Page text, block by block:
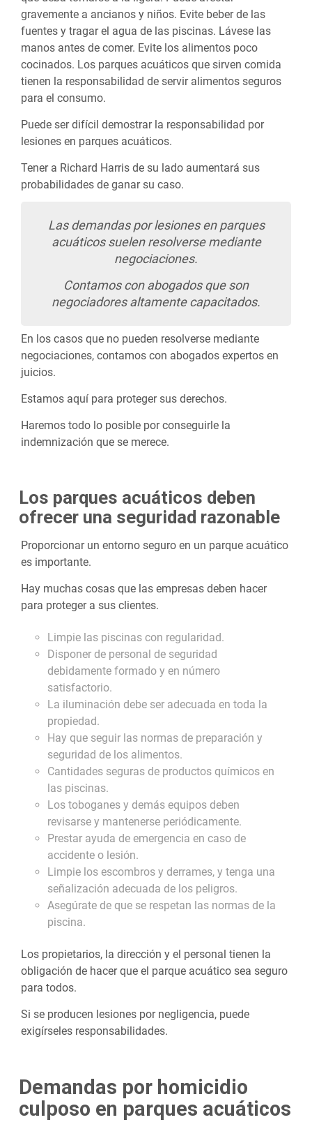
gravemente a ancianos y niños. Evite beber de las
fuentes y tragar el agua de las piscinas. Lávese las
manos antes de comer. Evite los alimentos poco
cocinados. Los parques acuáticos que sirven comida
tienen la responsabilidad de servir alimentos seguros
para el consumo.
Puede ser difícil demostrar la responsabilidad por
lesiones en parques acuáticos.
Tener a Richard Harris de su lado aumentará sus
probabilidades de ganar su caso.
Las demandas por lesiones en parques
acuáticos suelen resolverse mediante
negociaciones.
Contamos con abogados que son
negociadores altamente capacitados.
En los casos que no pueden resolverse mediante
negociaciones, contamos con abogados expertos en
juicios.
Estamos aquí para proteger sus derechos.
Haremos todo lo posible por conseguirle la
indemnización que se merece.
Los parques acuáticos deben
ofrecer una seguridad razonable
Proporcionar un entorno seguro en un parque acuático
es importante.
Hay muchas cosas que las empresas deben hacer
para proteger a sus clientes.
Limpie las piscinas con regularidad.
Disponer de personal de seguridad
debidamente formado y en número
satisfactorio.
La iluminación debe ser adecuada en toda la
propiedad.
Hay que seguir las normas de preparación y
seguridad de los alimentos.
Cantidades seguras de productos químicos en
las piscinas.
Los toboganes y demás equipos deben
revisarse y mantenerse periódicamente.
Prestar ayuda de emergencia en caso de
accidente o lesión.
Limpie los escombros y derrames, y tenga una
señalización adecuada de los peligros.
Asegúrate de que se respetan las normas de la
piscina.
Los propietarios, la dirección y el personal tienen la
obligación de hacer que el parque acuático sea seguro
para todos.
Si se producen lesiones por negligencia, puede
exigírseles responsabilidades.
Demandas por homicidio
culposo en parques acuáticos